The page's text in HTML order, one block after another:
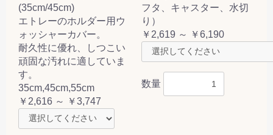
(35cm/45cm)
エトレーのホルダー用ウ
ォッシャーカバー。
耐久性に優れ、しつこい
頑固な汚れに適していま
す。
35cm,45cm,55cm
￥2,616 ～ ￥3,747
フタ、キャスター、水切
り）
￥2,619 ～ ￥6,190
数量